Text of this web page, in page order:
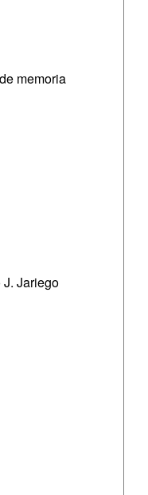
memoria
J. Jariego